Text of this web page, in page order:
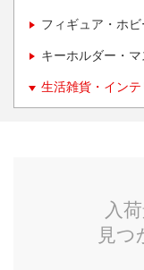
フィギュア・ホビ
キーホルダー・
生活雑貨・イン